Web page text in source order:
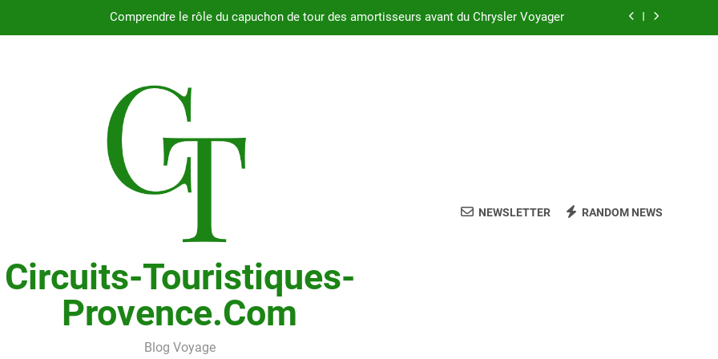
Guide complet pour réussir l’achat d’un LMNP d’occasion
Pourquoi choisir le Chrysler Grand Voyager avec suspension arrière Nivomat en 2025 ?
Comprendre le rôle du capuchon de tour des amortisseurs avant du Chrysler Voyager
Fiabilité du moteur 2.4L du Chrysler Voyager : ce que vous devez savoir
Circuits-Touristiques-
Provence.com
Blog Voyage
NEWSLETTER RANDOM NEWS